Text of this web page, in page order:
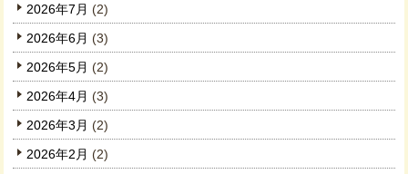
2026年7月 (2)
2026年6月 (3)
2026年5月 (2)
2026年4月 (3)
2026年3月 (2)
2026年2月 (2)